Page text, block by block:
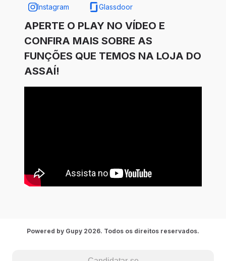
Instagram Glassdoor
APERTE O PLAY NO VÍDEO E
CONFIRA MAIS SOBRE AS
FUNÇÕES QUE TEMOS NA LOJA DO
ASSAÍ!
Powered by Gupy 2026. Todos os direitos reservados.